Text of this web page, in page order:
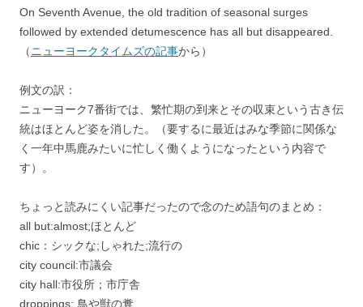
On Seventh Avenue, the old tradition of seasonal surges
followed by extended detumescence has all but disappeared.
（ニューヨークタイムズの記事から）
例文の訳：
ニューヨーク7番街では、繁忙期の到来とその収束という古き伝
統はほとんど姿を消した。（要するに最近はみな季節に関係な
く一年中馬鹿みたいに忙しく働くようになったという内容で
す）。
ちょっと読みにくい記事だったので念のため語句のまとめ：
all but:almost;ほとんど
chic：シックな;しゃれた;流行の
city council:市議会
city hall:市役所；市庁舎
droppings: 鳥や獣の糞